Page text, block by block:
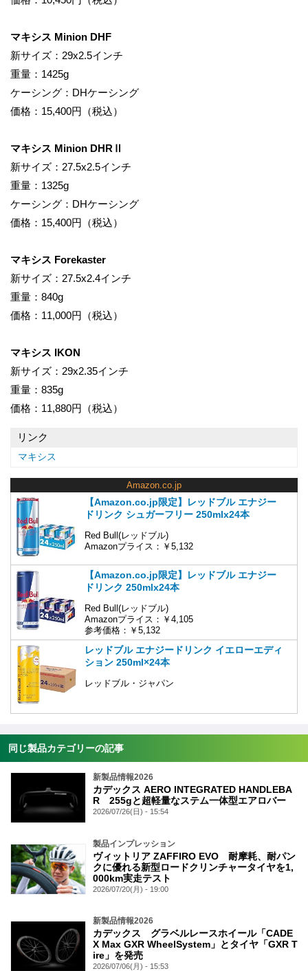
マキシス Minion DHF
新サイズ：29x2.5インチ
重量：1425g
ケーシング：DHケーシング
価格：15,400円（税込）
マキシス Minion DHRⅡ
新サイズ：27.5x2.5インチ
重量：1325g
ケーシング：DHケーシング
価格：15,400円（税込）
マキシス Forekaster
新サイズ：27.5x2.4インチ
重量：840g
価格：11,000円（税込）
マキシス IKON
新サイズ：29x2.35インチ
重量：835g
価格：11,880円（税込）
リンク
マキシス
Amazon.co.jp
【Amazon.co.jp限定】レッドブル エナジー
ドリンク シュガーフリー 250mlx24本
Red Bull(レッドブル)
Amazonプライス：￥5,132
【Amazon.co.jp限定】レッドブル エナジー
ドリンク 250mlx24本
Red Bull(レッドブル)
Amazonプライス：￥4,105
参考価格：￥5,132
レッドブル エナジードリンク イエローエディ
ション 250ml×24本
レッドブル・ジャパン
同じ製品カテゴリーの記事
新製品情報2026
カデックス AERO INTEGRATED HANDLEBA
R 255gと超軽量なステム一体型エアロバー
2026/07/26(日) - 15:54
製品インプレッション
ヴィットリア ZAFFIRO EVO 耐摩耗、耐パン
クに優れる新型ロードクリンチャータイヤを1,
000km実走テスト
2026/07/20(月) - 19:00
新製品情報2026
カデックス グラベルレースホイール「CADE
X Max GXR WheelSystem」とタイヤ「GXR T
ire」を発売
2026/07/06(月) - 15:53